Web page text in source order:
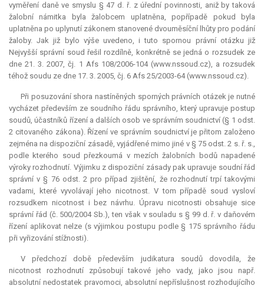
vyměření daně ve smyslu § 47 d. ř. z úřední povinnosti, aniž by taková
žalobní námitka byla žalobcem uplatněna, popřípadě pokud byla
uplatněna po uplynutí zákonem stanovené dvouměsíční lhůty pro podání
žaloby. Jak již bylo výše uvedeno, i tuto spornou právní otázku již
Nejvyšší správní soud řešil rozdílně, konkrétně se jedná o rozsudek ze
dne 21. 3. 2007, čj. 1 Afs 108/2006-104 (www.nssoud.cz), a rozsudek
téhož soudu ze dne 17. 3. 2005, čj. 6 Afs 25/2003-64 (www.nssoud.cz).
Při posuzování shora nastíněných sporných právních otázek je nutné
vycházet především ze soudního řádu správního, který upravuje postup
soudů, účastníků řízení a dalších osob ve správním soudnictví (§ 1 odst.
2 citovaného zákona). Řízení ve správním soudnictví je přitom založeno
zejména na dispoziční zásadě, vyjádřené mimo jiné v § 75 odst. 2 s. ř. s.,
podle kterého soud přezkoumá v mezích žalobních bodů napadené
výroky rozhodnutí. Výjimku z dispoziční zásady pak upravuje soudní řád
správní v § 76 odst. 2 pro případ zjištění, že rozhodnutí trpí takovými
vadami, které vyvolávají jeho nicotnost. V tom případě soud vysloví
rozsudkem nicotnost i bez návrhu. Úpravu nicotnosti obsahuje sice
správní řád (č. 500/2004 Sb.), ten však v souladu s § 99 d. ř. v daňovém
řízení aplikovat nelze (s výjimkou postupu podle § 175 správního řádu
při vyřizování stížnosti).
V předchozí době především judikatura soudů dovodila, že
nicotnost rozhodnutí způsobují takové jeho vady, jako jsou např.
absolutní nedostatek pravomoci, absolutní nepříslušnost rozhodujícího